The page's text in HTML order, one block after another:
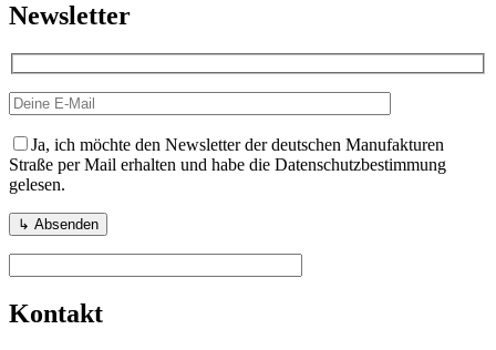
Newsletter
Ja, ich möchte den Newsletter der deutschen Manufakturen
Straße per Mail erhalten und habe die Datenschutzbestimmung
gelesen.
Kontakt